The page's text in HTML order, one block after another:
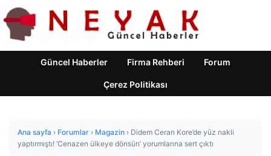
Güncel Haberler Firma Rehberi Forum
Çerez Politikası
Ana sayfa › Forumlar › Magazin › Didem Ceran Kore’de yüz nakli
yaptırmıştı! ‘Cenazen ülkeye dönsün’ yorumlarına sert çıktı